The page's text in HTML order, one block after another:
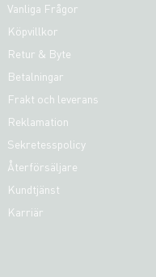
Vanliga Frågor
Köpvillkor
Retur & Byte
Betalningar
Frakt och leverans
Reklamation
Sekretesspolicy
Återförsäljare
Kundtjänst
Karriär